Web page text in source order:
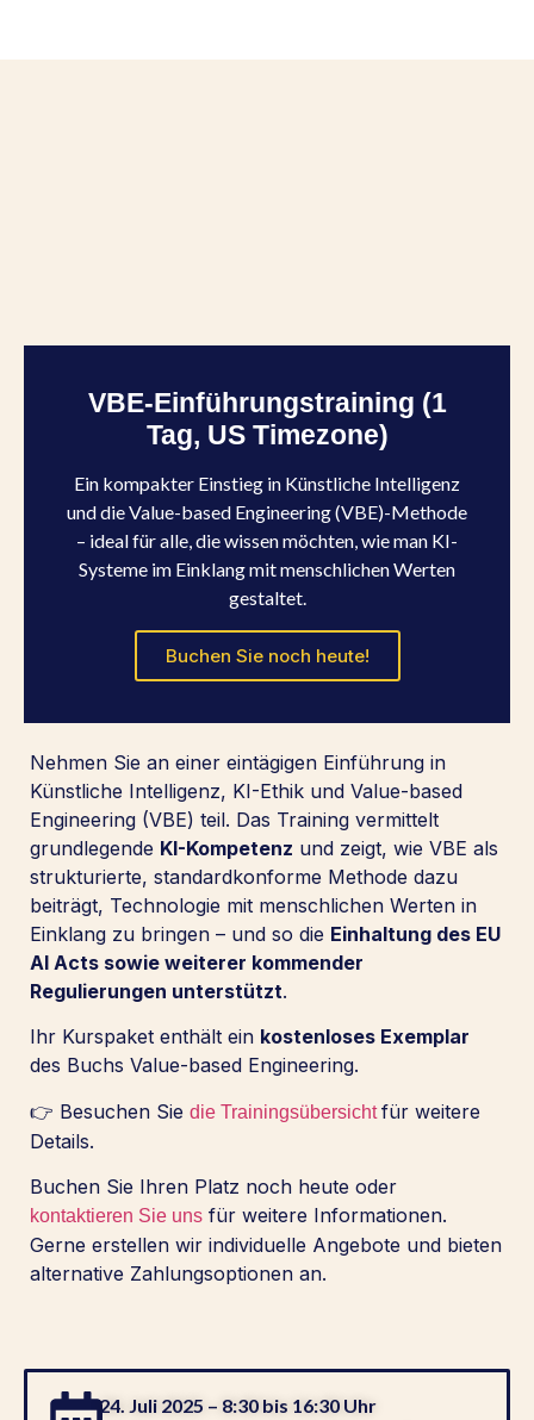
VBE-Einführungstraining (1
Tag, US Timezone)
Ein kompakter Einstieg in Künstliche Intelligenz
und die Value-based Engineering (VBE)-Methode
– ideal für alle, die wissen möchten, wie man KI-
Systeme im Einklang mit menschlichen Werten
gestaltet.
Buchen Sie noch heute!
Nehmen Sie an einer eintägigen Einführung in
Künstliche Intelligenz, KI-Ethik und Value-based
Engineering (VBE) teil. Das Training vermittelt
grundlegende KI-Kompetenz und zeigt, wie VBE als
strukturierte, standardkonforme Methode dazu
beiträgt, Technologie mit menschlichen Werten in
Einklang zu bringen – und so die Einhaltung des EU
AI Acts sowie weiterer kommender
Regulierungen unterstützt.
Ihr Kurspaket enthält ein kostenloses Exemplar
des Buchs Value-based Engineering.
👉 Besuchen Sie die Trainingsübersichtfür weitere
Details.
Buchen Sie Ihren Platz noch heute oder
kontaktieren Sie uns für weitere Informationen.
Gerne erstellen wir individuelle Angebote und bieten
alternative Zahlungsoptionen an.
24. Juli 2025 – 8:30 bis 16:30 Uhr